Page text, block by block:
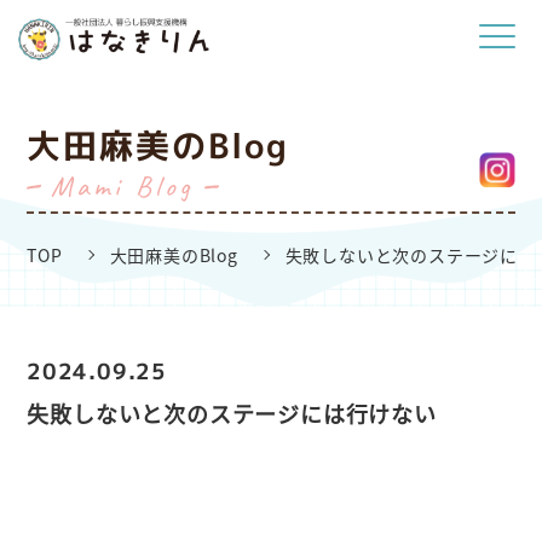
大田麻美のBlog
Mami Blog
TOP 大田麻美のBlog 失敗しないと次のステージには
2024.09.25
失敗しないと次のステージには行けない